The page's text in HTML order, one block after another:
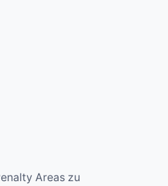
Areas zu